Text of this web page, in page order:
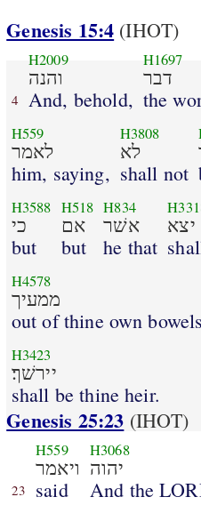
Genesis 15:4 (IHOT)
4
H2009
והנה
And, behold,
H1697
דבר
the
H559
לאמר
him, saying,
H3808
לא
shall not
H3588
כי
but
H518
אם
but
H834
אשׁר
he that
יצא
H4578
ממעיך
out of thine own bowels
H3423
יירשׁך׃
shall be thine heir.
Genesis 25:23 (IHOT)
23
H559
ויאמר
said
H3068
יהוה
And the